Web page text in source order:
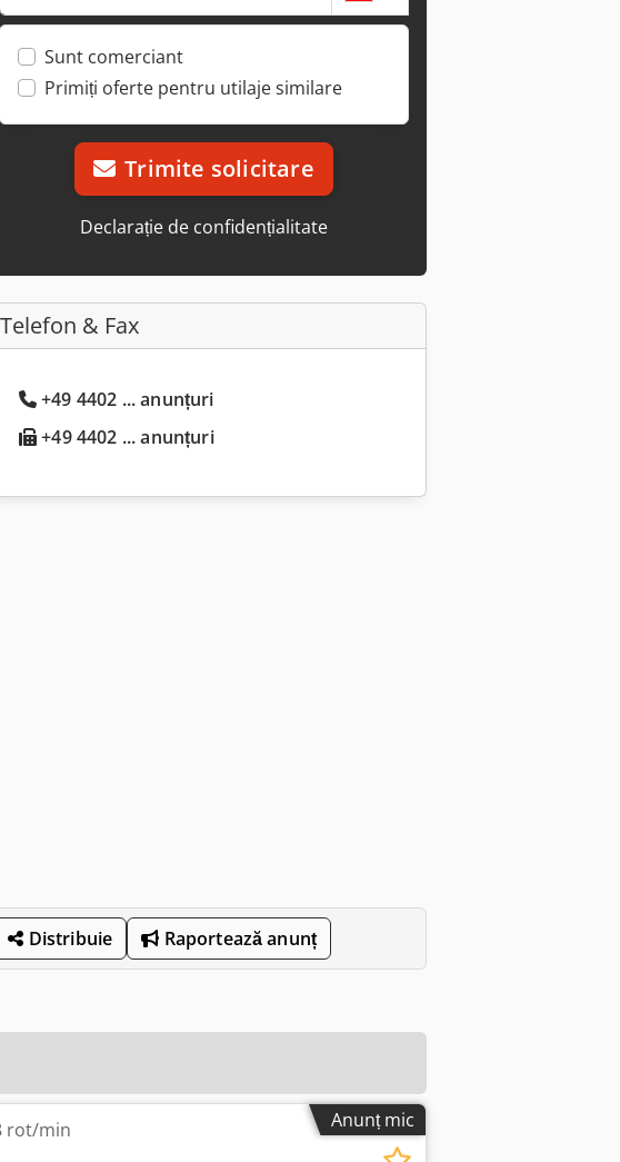
Sunt comerciant
Primiți oferte pentru utilaje similare
Trimite solicitare
Declarație de confidențialitate
Telefon & Fax
+49 4402 ... anunțuri
+49 4402 ... anunțuri
Distribuie Raportează anunț
Anunț mic
rot/min